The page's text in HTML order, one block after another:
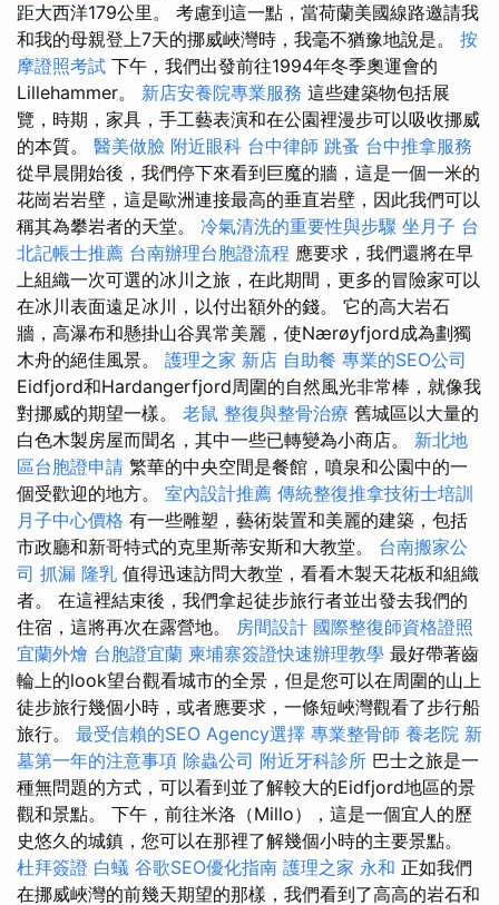
距大西洋179公里。 考慮到這一點，當荷蘭美國線路邀請我
和我的母親登上7天的挪威峽灣時，我毫不猶豫地說是。 按
摩證照考試 下午，我們出發前往1994年冬季奧運會的
Lillehammer。 新店安養院專業服務 這些建築物包括展
覽，時期，家具，手工藝表演和在公園裡漫步可以吸收挪威
的本質。 醫美做臉 附近眼科 台中律師 跳蚤 台中推拿服務
從早晨開始後，我們停下來看到巨魔的牆，這是一個一米的
花崗岩岩壁，這是歐洲連接最高的垂直岩壁，因此我們可以
稱其為攀岩者的天堂。 冷氣清洗的重要性與步驟 坐月子 台
北記帳士推薦 台南辦理台胞證流程 應要求，我們還將在早
上組織一次可選的冰川之旅，在此期間，更多的冒險家可以
在冰川表面遠足冰川，以付出額外的錢。 它的高大岩石
牆，高瀑布和懸掛山谷異常美麗，使Nærøyfjord成為劃獨
木舟的絕佳風景。 護理之家 新店 自助餐 專業的SEO公司
Eidfjord和Hardangerfjord周圍的自然風光非常棒，就像我
對挪威的期望一樣。 老鼠 整復與整骨治療 舊城區以大量的
白色木製房屋而聞名，其中一些已轉變為小商店。 新北地
區台胞證申請 繁華的中央空間是餐館，噴泉和公園中的一
個受歡迎的地方。 室內設計推薦 傳統整復推拿技術士培訓
月子中心價格 有一些雕塑，藝術裝置和美麗的建築，包括
市政廳和新哥特式的克里斯蒂安斯和大教堂。 台南搬家公
司 抓漏 隆乳 值得迅速訪問大教堂，看看木製天花板和組織
者。 在這裡結束後，我們拿起徒步旅行者並出發去我們的
住宿，這將再次在露營地。 房間設計 國際整復師資格證照
宜蘭外燴 台胞證宜蘭 柬埔寨簽證快速辦理教學 最好帶著齒
輪上的look望台觀看城市的全景，但是您可以在周圍的山上
徒步旅行幾個小時，或者應要求，一條短峽灣觀看了步行船
旅行。 最受信賴的SEO Agency選擇 專業整骨師 養老院 新
墓第一年的注意事項 除蟲公司 附近牙科診所 巴士之旅是一
種無問題的方式，可以看到並了解較大的Eidfjord地區的景
觀和景點。 下午，前往米洛（Millo），這是一個宜人的歷
史悠久的城鎮，您可以在那裡了解幾個小時的主要景點。
杜拜簽證 白蟻 谷歌SEO優化指南 護理之家 永和 正如我們
在挪威峽灣的前幾天期望的那樣，我們看到了高高的岩石和